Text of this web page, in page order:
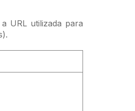
URL utilizada para